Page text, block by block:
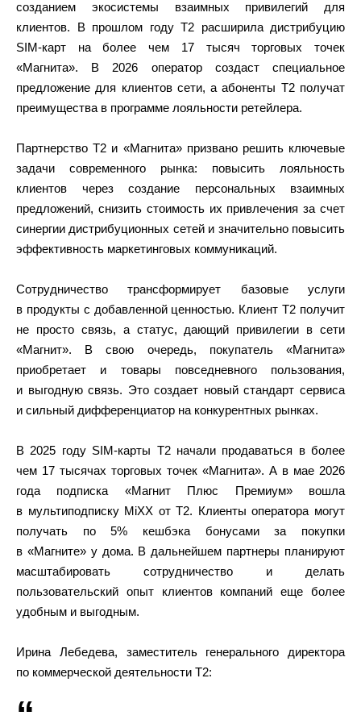
созданием экосистемы взаимных привилегий для
клиентов. В прошлом году Т2 расширила дистрибуцию
SIM-карт на более чем 17 тысяч торговых точек
«Магнита». В 2026 оператор создаст специальное
предложение для клиентов сети, а абоненты T2 получат
преимущества в программе лояльности ретейлера.
Партнерство Т2 и «Магнита» призвано решить ключевые
задачи современного рынка: повысить лояльность
клиентов через создание персональных взаимных
предложений, снизить стоимость их привлечения за счет
синергии дистрибуционных сетей и значительно повысить
эффективность маркетинговых коммуникаций.
Сотрудничество трансформирует базовые услуги
в продукты с добавленной ценностью. Клиент Т2 получит
не просто связь, а статус, дающий привилегии в сети
«Магнит». В свою очередь, покупатель «Магнита»
приобретает и товары повседневного пользования,
и выгодную связь. Это создает новый стандарт сервиса
и сильный дифференциатор на конкурентных рынках.
В 2025 году SIM-карты Т2 начали продаваться в более
чем 17 тысячах торговых точек «Магнита». А в мае 2026
года подписка «Магнит Плюс Премиум» вошла
в мультиподписку MiXX от Т2. Клиенты оператора могут
получать по 5% кешбэка бонусами за покупки
в «Магните» у дома. В дальнейшем партнеры планируют
масштабировать сотрудничество и делать
пользовательский опыт клиентов компаний еще более
удобным и выгодным.
Ирина Лебедева, заместитель генерального директора
по коммерческой деятельности Т2: